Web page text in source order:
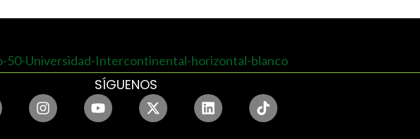
SÍGUENOS